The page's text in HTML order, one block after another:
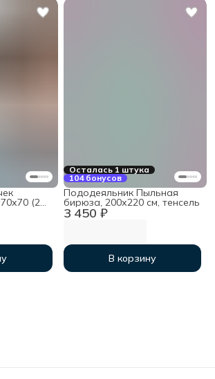
(2
Осталась 1 штука
104 бонусов
3 450 ₽
Пододеяльник Пыльная
бирюза, 200х220 см, тенсель
В корзину